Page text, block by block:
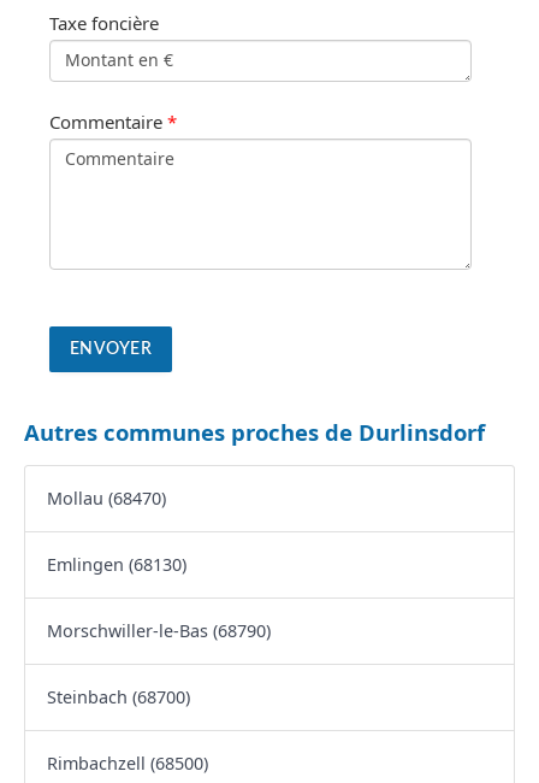
Taxe foncière
Commentaire *
Autres communes proches de Durlinsdorf
Mollau (68470)
Emlingen (68130)
Morschwiller-le-Bas (68790)
Steinbach (68700)
Rimbachzell (68500)